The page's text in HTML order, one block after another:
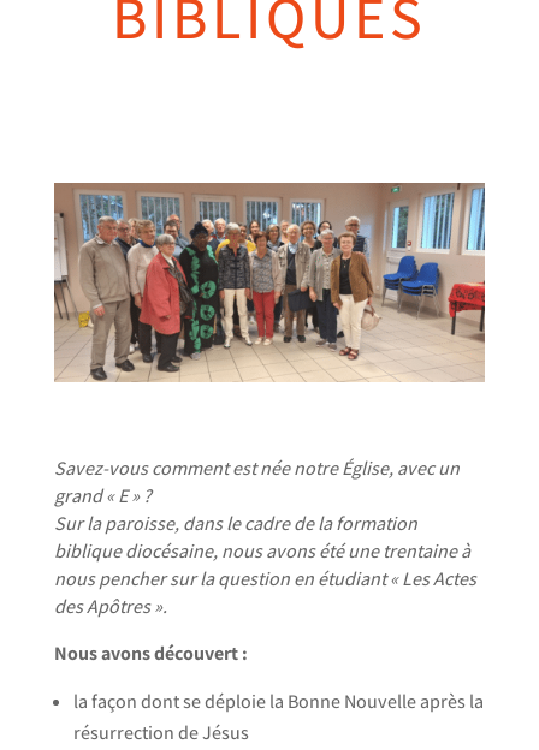
BIBLIQUES
Savez-vous comment est née notre Église, avec un
grand « E » ?
Sur la paroisse, dans le cadre de la formation
biblique diocésaine, nous avons été une trentaine à
nous pencher sur la question en étudiant « Les Actes
des Apôtres ».
Nous avons découvert :
la façon dont se déploie la Bonne Nouvelle après la
résurrection de Jésus